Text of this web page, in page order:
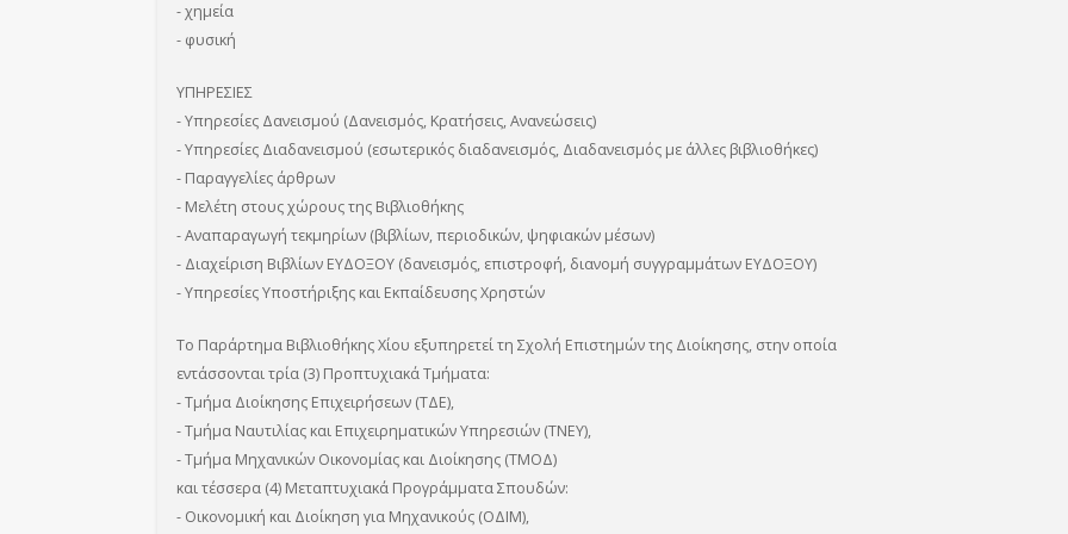
- χημεία
- φυσική
ΥΠΗΡΕΣΙΕΣ
- Υπηρεσίες Δανεισμού (Δανεισμός, Κρατήσεις, Ανανεώσεις)
- Υπηρεσίες Διαδανεισμού (εσωτερικός διαδανεισμός, Διαδανεισμός με άλλες βιβλιοθήκες)
- Παραγγελίες άρθρων
- Μελέτη στους χώρους της Βιβλιοθήκης
- Αναπαραγωγή τεκμηρίων (βιβλίων, περιοδικών, ψηφιακών μέσων)
- Διαχείριση Βιβλίων ΕΥΔΟΞΟΥ (δανεισμός, επιστροφή, διανομή συγγραμμάτων ΕΥΔΟΞΟΥ)
- Υπηρεσίες Υποστήριξης και Εκπαίδευσης Χρηστών
Το Παράρτημα Βιβλιοθήκης Χίου εξυπηρετεί τη Σχολή Επιστημών της Διοίκησης, στην οποία
εντάσσονται τρία (3) Προπτυχιακά Τμήματα:
- Τμήμα Διοίκησης Επιχειρήσεων (ΤΔΕ),
- Τμήμα Ναυτιλίας και Επιχειρηματικών Υπηρεσιών (ΤΝΕΥ),
- Τμήμα Μηχανικών Οικονομίας και Διοίκησης (ΤΜΟΔ)
και τέσσερα (4) Μεταπτυχιακά Προγράμματα Σπουδών:
- Οικονομική και Διοίκηση για Μηχανικούς (ΟΔΙΜ),